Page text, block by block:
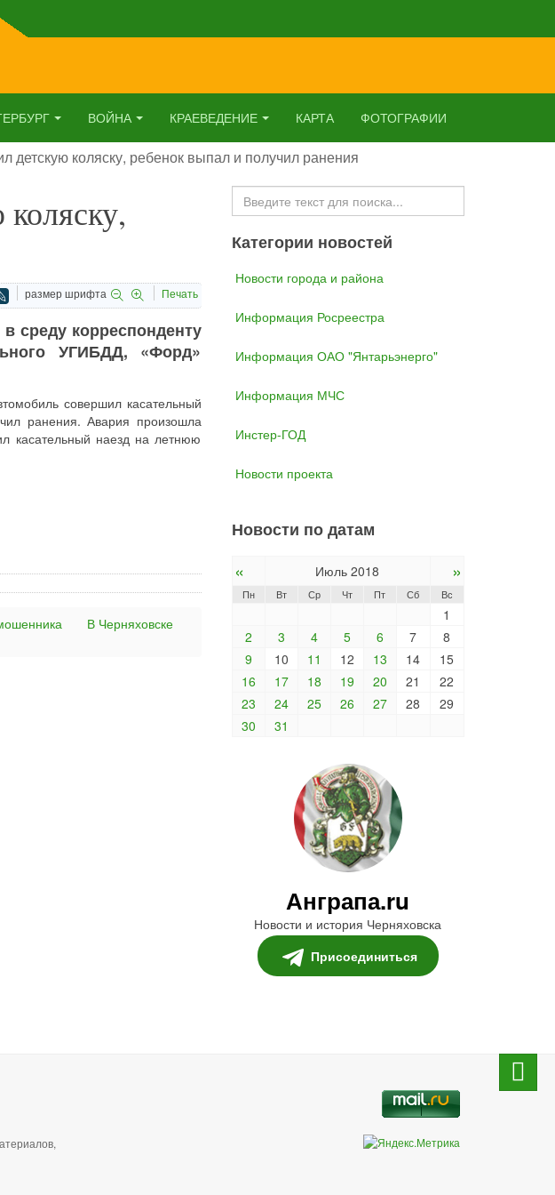
ВОЙНА КРАЕВЕДЕНИЕ КАРТА ФОТОГРАФИИ
детскую коляску, ребенок выпал и получил ранения
размер шрифта Печать
среду корреспонденту
УГИБДД, «Форд»
совершил касательный
ранения. Авария произошла
касательный наезд на летнюю
В Черняховске
Искать...
Категории новостей
Новости города и района
Информация Росреестра
Информация ОАО "Янтарьэнерго"
Информация МЧС
Инстер-ГОД
Новости проекта
Новости по датам
« Июль 2018 »
Пн Вт Ср Чт Пт Сб Вс
1
2
3 4 5 6 7
8
9
10 11 12 13 14
15
16
17 18 19 20 21
22
23
24 25 26 27 28
29
30
31
Анграпа.ru
Новости и история Черняховска
Присоединиться